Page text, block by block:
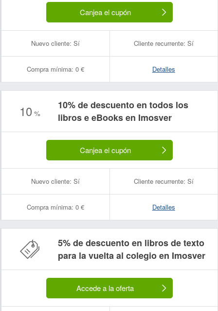
Canjea el cupón
Nuevo cliente: Sí Cliente recurrente: Sí
Compra mínima: 0 € Detalles
10 %
10% de descuento en todos los
libros e eBooks en Imosver
Canjea el cupón
Nuevo cliente: Sí Cliente recurrente: Sí
Compra mínima: 0 € Detalles
5% de descuento en libros de texto
para la vuelta al colegio en Imosver
Accede a la oferta